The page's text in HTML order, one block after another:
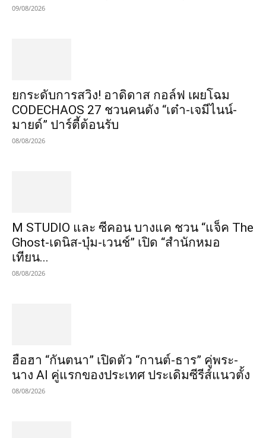
09/08/2026
​ยกระดับการสวิง! อาดิดาส กอล์ฟ เผยโฉม
CODECHAOS 27 ชวนคนดัง “เต๋า-เจมีไนน์-
มายด์” ปาร์ตี้ต้อนรับ
08/08/2026
M STUDIO และ ซีคอน บางแค ชวน “แจ็ค The
Ghost-เดนิส-บุ๋ม-เวนช์” เปิด “สำนักหมอ
เทียน...
08/08/2026
ฮือฮา “กันตนา” เปิดตัว “กานต์-ธาร” คู่พระ-
นาง AI คู่แรกของประเทศ ประเดิมซีรีส์แนวตั้ง
08/08/2026